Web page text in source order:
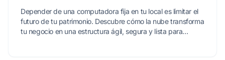
Depender de una computadora fija en tu local es limitar el
futuro de tu patrimonio. Descubre cómo la nube transforma
tu negocio en una estructura ágil, segura y lista para